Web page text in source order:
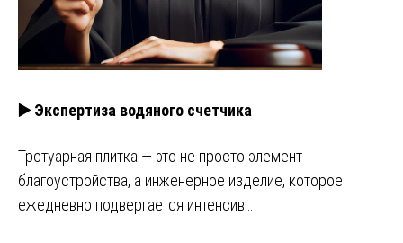
▶️ Экспертиза водяного счетчика
Тротуарная плитка — это не просто элемент
благоустройства, а инженерное изделие, которое
ежедневно подвергается интенсив…